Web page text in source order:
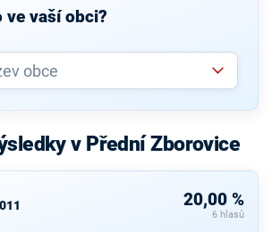
ve vaší obci?
v Přední Zborovice
20,00 %
6 hlasů